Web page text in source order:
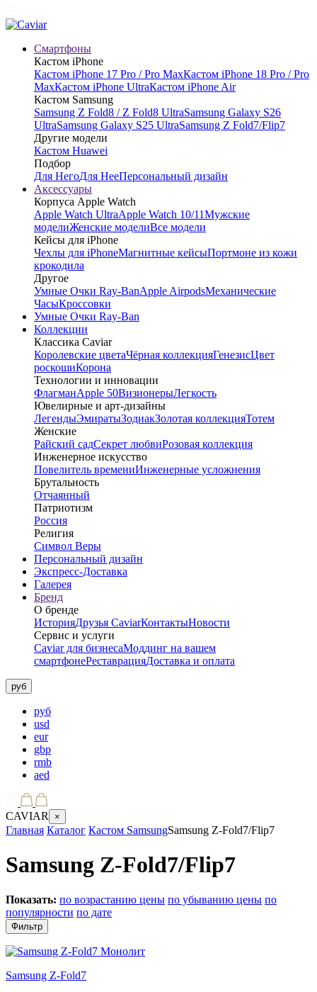
Смартфоны
Кастом iPhone
Кастом iPhone 17 Pro / Pro MaxКастом iPhone 18 Pro / Pro
MaxКастом iPhone UltraКастом iPhone Air
Кастом Samsung
Samsung Z Fold8 / Z Fold8 UltraSamsung Galaxy S26
UltraSamsung Galaxy S25 UltraSamsung Z Fold7/Flip7
Другие модели
Кастом Huawei
Подбор
Для НегоДля НееПерсональный дизайн
Аксессуары
Корпуса Apple Watch
Apple Watch UltraApple Watch 10/11Мужские
моделиЖенские моделиВсе модели
Кейсы для iPhone
Чехлы для iPhoneМагнитные кейсыПортмоне из кожи
крокодила
Другое
Умные Очки Ray-BanApple AirpodsМеханические
ЧасыКроссовки
Умные Очки Ray-Ban
Коллекции
Классика Caviar
Королевские цветаЧёрная коллекцияГенезисЦвет
роскошиКорона
Технологии и инновации
ФлагманApple 50ВизионерыЛегкость
Ювелирные и арт-дизайны
ЛегендыЭмиратыЗодиакЗолотая коллекцияТотем
Женские
Райский садСекрет любвиРозовая коллекция
Инженерное искусство
Повелитель времениИнженерные усложнения
Брутальность
Отчаянный
Патриотизм
Россия
Религия
Символ Веры
Персональный дизайн
Экспресс-Доставка
Галерея
Бренд
О бренде
ИсторияДрузья CaviarКонтактыНовости
Сервис и услуги
Caviar для бизнесаМоддинг на вашем
смартфонеРеставрацияДоставка и оплата
руб
руб
usd
eur
gbp
rmb
aed
CAVIAR ×
Главная Каталог Кастом SamsungSamsung Z-Fold7/Flip7
Samsung Z-Fold7/Flip7
Показать: по возрастанию цены по убыванию цены по
популярности по дате
Фильтр
Samsung Z-Fold7